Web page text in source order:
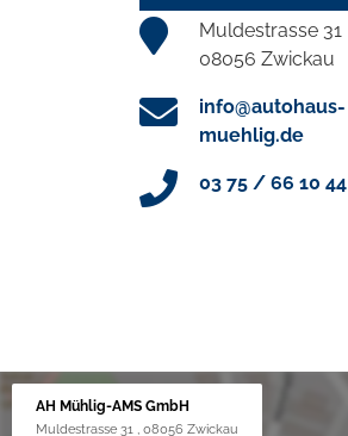
Muldestrasse 31
08056 Zwickau
info@autohaus-
muehlig.de
03 75 / 66 10 44
AH Mühlig-AMS GmbH
Muldestrasse 31 , 08056 Zwickau